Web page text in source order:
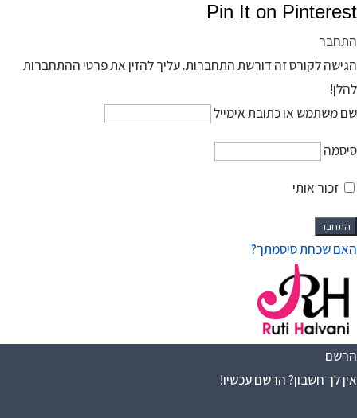
Pin It on Pinterest
התחבר
הגישה לקורס זה דורשת התחברות. עליך להזין את פרטי ההתחברות
להלן!
שם משתמש או כתובת אימייל
סיסמה
זכור אותי
האם שכחת סיסמתך?
הרשם
אין לך חשבון? הרשם עכשיו!